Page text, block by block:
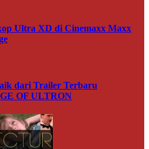
Ultra XD di Cinemaxx Maxx
dari Trailer Terbaru
OF ULTRON